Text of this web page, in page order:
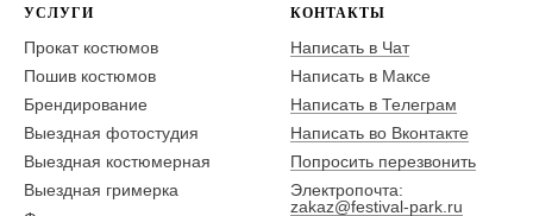
УСЛУГИ
Прокат костюмов
Пошив костюмов
Брендирование
Выездная фотостудия
Выездная костюмерная
Выездная гримерка
КОНТАКТЫ
Написать в Чат
Написать в Максе
Написать в Телеграм
Написать во Вконтакте
Попросить перезвонить
Электропочта:
zakaz@festival-park.ru